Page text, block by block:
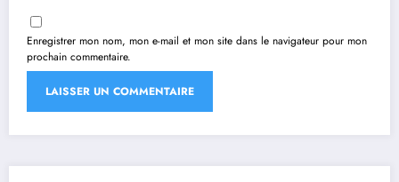
Enregistrer mon nom, mon e-mail et mon site dans le navigateur pour mon
prochain commentaire.